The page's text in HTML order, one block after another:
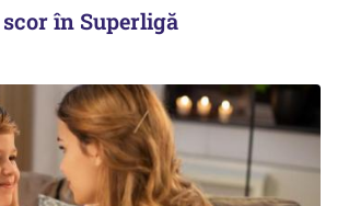
scor în Superligă